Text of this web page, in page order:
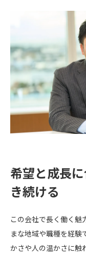
希望と成長
き続ける
この会社で長く働く魅
まな地域や職種を経験
かさや人の温かさに触